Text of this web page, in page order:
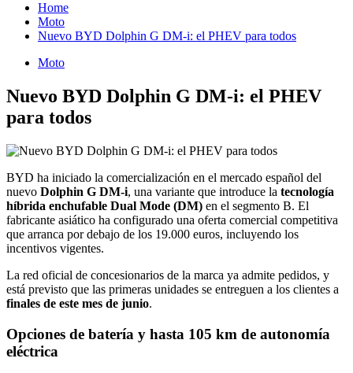
Home
Moto
Nuevo BYD Dolphin G DM-i: el PHEV para todos
Moto
Nuevo BYD Dolphin G DM-i: el PHEV
para todos
BYD ha iniciado la comercialización en el mercado español del
nuevo Dolphin G DM-i, una variante que introduce la tecnología
híbrida enchufable Dual Mode (DM) en el segmento B. El
fabricante asiático ha configurado una oferta comercial competitiva
que arranca por debajo de los 19.000 euros, incluyendo los
incentivos vigentes.
La red oficial de concesionarios de la marca ya admite pedidos, y
está previsto que las primeras unidades se entreguen a los clientes a
finales de este mes de junio.
Opciones de batería y hasta 105 km de autonomía
eléctrica